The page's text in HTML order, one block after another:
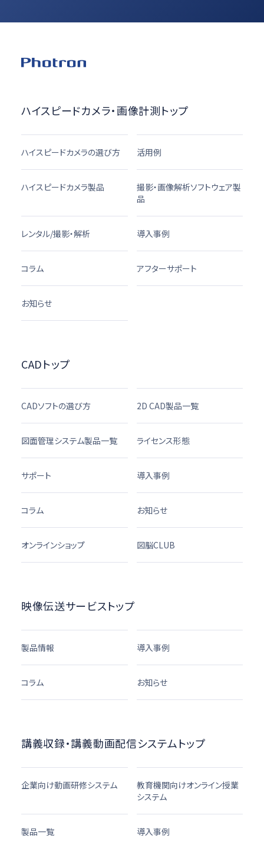
ハイスピードカメラ・画像計測トップ
ハイスピードカメラの選び方 活用例
ハイスピードカメラ製品
撮影・画像解析ソフトウェア製
品
レンタル/撮影・解析 導入事例
コラム アフターサポート
お知らせ
CADトップ
CADソフトの選び方 2D CAD製品一覧
図面管理システム製品一覧 ライセンス形態
サポート 導入事例
コラム お知らせ
オンラインショップ 図脳CLUB
映像伝送サービストップ
製品情報 導入事例
コラム お知らせ
講義収録・講義動画配信システムトップ
企業向け動画研修システム
教育機関向けオンライン授業
システム
製品一覧 導入事例